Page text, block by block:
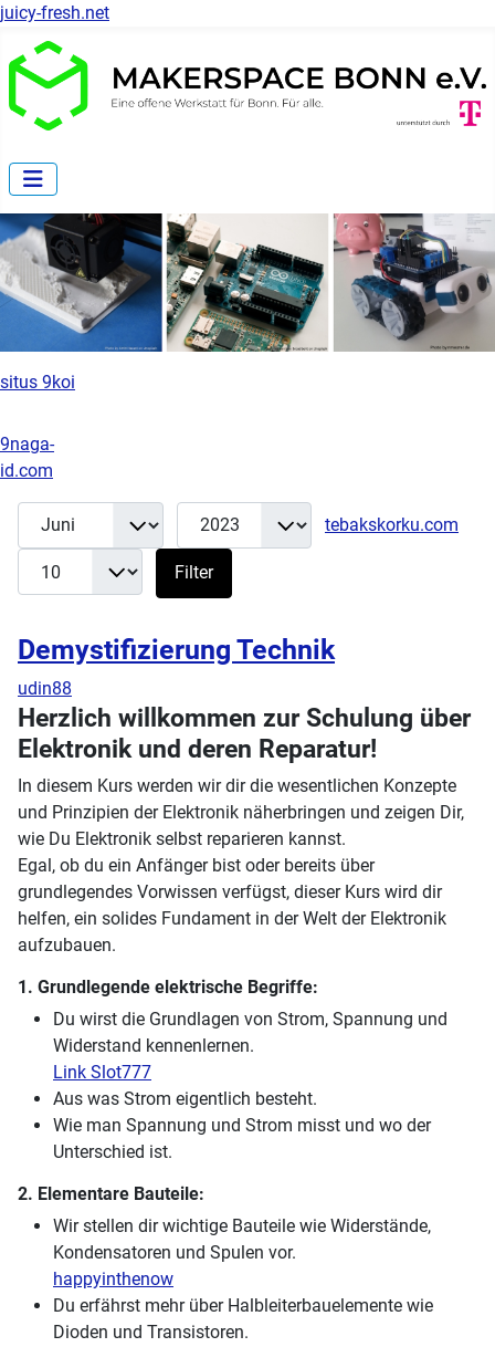
juicy-fresh.net
situs 9koi
Filter
Monat Jahr
tebakskorku.com
Filter
Demystifizierung Technik
udin88
Herzlich willkommen zur Schulung über
Elektronik und deren Reparatur!
In diesem Kurs werden wir dir die wesentlichen Konzepte
und Prinzipien der Elektronik näherbringen und zeigen Dir,
wie Du Elektronik selbst reparieren kannst.
Egal, ob du ein Anfänger bist oder bereits über
grundlegendes Vorwissen verfügst, dieser Kurs wird dir
helfen, ein solides Fundament in der Welt der Elektronik
aufzubauen.
1. Grundlegende elektrische Begriffe:
Du wirst die Grundlagen von Strom, Spannung und
Widerstand kennenlernen.
Link Slot777
Aus was Strom eigentlich besteht.
Wie man Spannung und Strom misst und wo der
Unterschied ist.
2. Elementare Bauteile:
Wir stellen dir wichtige Bauteile wie Widerstände,
Kondensatoren und Spulen vor.
happyinthenow
Du erfährst mehr über Halbleiterbauelemente wie
Dioden und Transistoren.
9naga-
id.com